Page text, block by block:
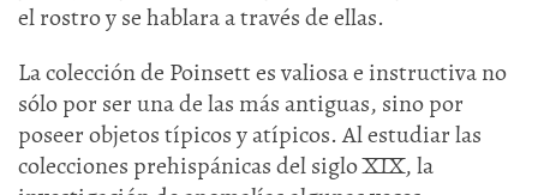
el rostro y se hablara a través de ellas.
La colección de Poinsett es valiosa e instructiva no
sólo por ser una de las más antiguas, sino por
poseer objetos típicos y atípicos. Al estudiar las
colecciones prehispánicas del siglo XIX, la